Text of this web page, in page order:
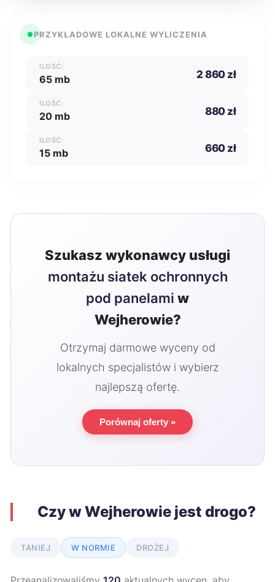
PRZYKŁADOWE LOKALNE WYLICZENIA
ILOŚĆ:
65 mb 2 860 zł
ILOŚĆ:
20 mb 880 zł
ILOŚĆ:
15 mb 660 zł
Szukasz wykonawcy usługi
montażu siatek ochronnych
pod panelami w
Wejherowie?
Otrzymaj darmowe wyceny od
lokalnych specjalistów i wybierz
najlepszą ofertę.
Porównaj oferty »
Czy w Wejherowie jest drogo?
TANIEJ W NORMIE DROŻEJ